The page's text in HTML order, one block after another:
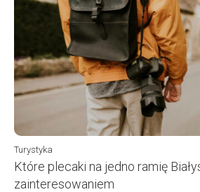
Turystyka
Które plecaki na jedno ramię
zainteresowaniem